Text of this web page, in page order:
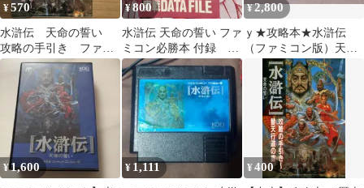
¥570
水滸伝 天命の誓い
攻略の手引き ファミ
リーコンピュータマガ
ジン付録
¥800
水滸伝 天命の誓い ファ
ミコン必勝本 付録 攻
略本
¥2,800
ｙ★攻略本★水滸伝
（ファミコン版）天命
の誓いガイドブック★
痛み有☆送料込み☆
¥1,600 ¥ 1,111 ¥400